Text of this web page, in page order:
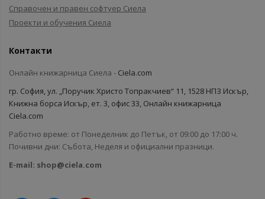
Справочен и правен софтуер Сиела
Проекти и обучения Сиела
Контакти
Онлайн книжарница Сиела - Ciela.com
гр. София, ул. „Поручик Христо Топракчиев“ 11, 1528 НПЗ Искър,
Книжна борса Искър, ет. 3, офис 33, Онлайн книжарница
Ciela.com
Работно време: от Понеделник до Петък, от 09:00 до 17:00 ч.
Почивни дни: Събота, Неделя и официални празници.
E-mail: shop@ciela.com